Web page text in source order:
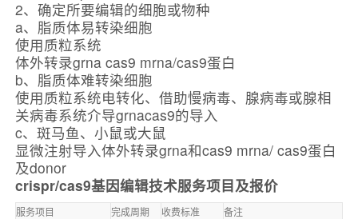
2、确定所要编辑的细胞或物种
a、脂质体易转染细胞
使用质粒系统
体外转录grna cas9 mrna/cas9蛋白
b、脂质体难转染细胞
使用质粒系统电转化、借助慢病毒、腺病毒或腺相
关病毒系统介导grnacas9的导入
c、斑马鱼、小鼠或大鼠
显微注射导入体外转录grna和cas9 mrna/ cas9蛋白
及donor
crispr/cas9基因编辑技术服务项目及报价
服务项目 完成周期 收费标准
备注